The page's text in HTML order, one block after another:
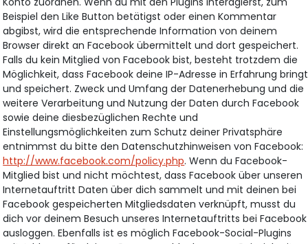
Beispiel den Like Button betätigst oder einen Kommentar
abgibst, wird die entsprechende Information von deinem
Browser direkt an Facebook übermittelt und dort gespeichert.
Falls du kein Mitglied von Facebook bist, besteht trotzdem die
Möglichkeit, dass Facebook deine IP-Adresse in Erfahrung bringt
und speichert. Zweck und Umfang der Datenerhebung und die
weitere Verarbeitung und Nutzung der Daten durch Facebook
sowie deine diesbezüglichen Rechte und
Einstellungsmöglichkeiten zum Schutz deiner Privatsphäre
entnimmst du bitte den Datenschutzhinweisen von Facebook:
http://www.facebook.com/policy.php. Wenn du Facebook-
Mitglied bist und nicht möchtest, dass Facebook über unseren
Internetauftritt Daten über dich sammelt und mit deinen bei
Facebook gespeicherten Mitgliedsdaten verknüpft, musst du
dich vor deinem Besuch unseres Internetauftritts bei Facebook
ausloggen. Ebenfalls ist es möglich Facebook-Social-Plugins